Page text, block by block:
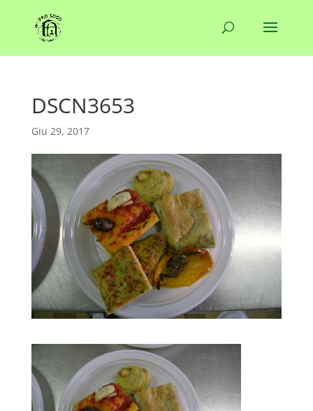
DSCN3653
Giu 29, 2017